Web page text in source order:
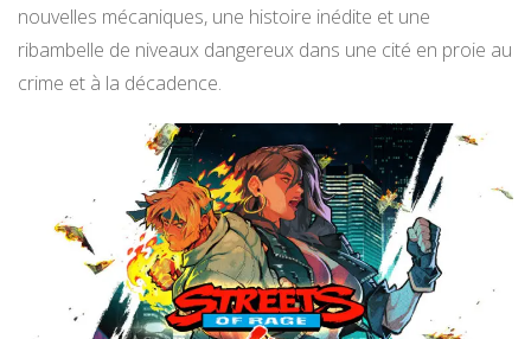
nouvelles mécaniques, une histoire inédite et une
ribambelle de niveaux dangereux dans une cité en proie au
crime et à la décadence.